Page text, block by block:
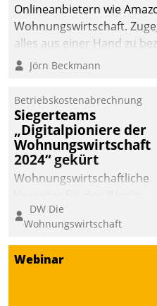
Onlineanbietern wie
Wohnungswirtschaft.
alles aus einer Hand zu
Jörn Beckmann
Betriebskostenabrechnung
Siegerteams
„Digitalpioniere der
Wohnungswirtschaft
2024“ gekürt
Wohnungswirtschaftliche
eine digitale Zukunft zu
finden, ist das Ziel des
Awards „Digitalpioniere
der
DW Die
Wohnungswirtschaft
Webinar